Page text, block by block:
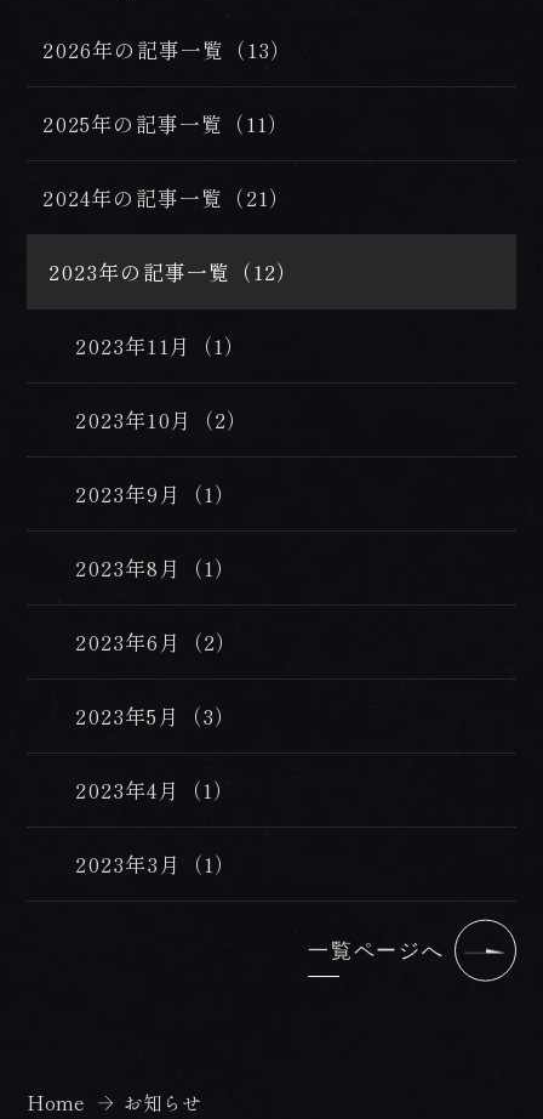
2026年の記事一覧（13）
2025年の記事一覧（11）
2024年の記事一覧（21）
2023年の記事一覧（12）
2023年11月（1）
2023年10月（2）
2023年9月（1）
2023年8月（1）
2023年6月（2）
2023年5月（3）
2023年4月（1）
2023年3月（1）
一覧ページへ
Home お知らせ